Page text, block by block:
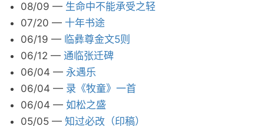
08/09 — 生命中不能承受之轻
07/20 — 十年书途
06/19 — 临彝尊金文5则
06/12 — 通临张迁碑
06/04 — 永遇乐
06/04 — 录《牧童》一首
06/04 — 如松之盛
05/05 — 知过必改（印稿）